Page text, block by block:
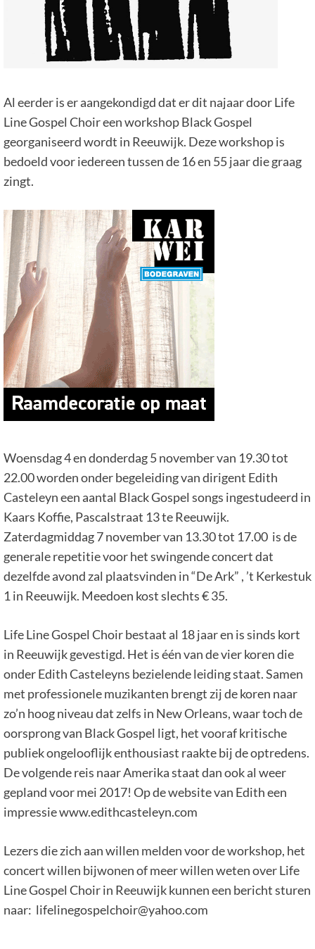
Al eerder is er aangekondigd dat er dit najaar door Life
Line Gospel Choir een workshop Black Gospel
georganiseerd wordt in Reeuwijk. Deze workshop is
bedoeld voor iedereen tussen de 16 en 55 jaar die graag
zingt.
Woensdag 4 en donderdag 5 november van 19.30 tot
22.00 worden onder begeleiding van dirigent Edith
Casteleyn een aantal Black Gospel songs ingestudeerd in
Kaars Koffie, Pascalstraat 13 te Reeuwijk.
Zaterdagmiddag 7 november van 13.30 tot 17.00 is de
generale repetitie voor het swingende concert dat
dezelfde avond zal plaatsvinden in “De Ark” , ’t Kerkestuk
1 in Reeuwijk. Meedoen kost slechts € 35.
Life Line Gospel Choir bestaat al 18 jaar en is sinds kort
in Reeuwijk gevestigd. Het is één van de vier koren die
onder Edith Casteleyns bezielende leiding staat. Samen
met professionele muzikanten brengt zij de koren naar
zo’n hoog niveau dat zelfs in New Orleans, waar toch de
oorsprong van Black Gospel ligt, het vooraf kritische
publiek ongelooflijk enthousiast raakte bij de optredens.
De volgende reis naar Amerika staat dan ook al weer
gepland voor mei 2017! Op de website van Edith een
impressie www.edithcasteleyn.com
Lezers die zich aan willen melden voor de workshop, het
concert willen bijwonen of meer willen weten over Life
Line Gospel Choir in Reeuwijk kunnen een bericht sturen
naar: lifelinegospelchoir@yahoo.com